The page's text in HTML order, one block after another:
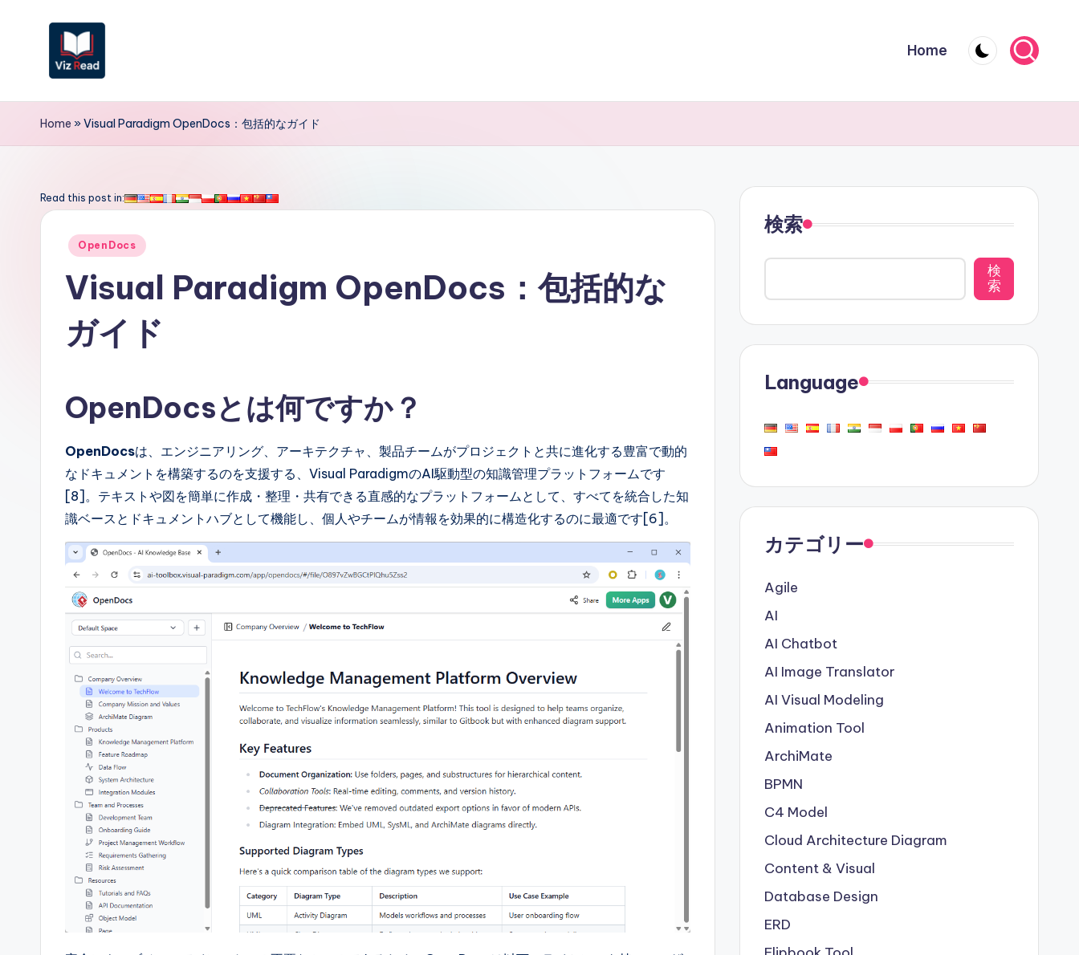
V
iz
e
D
Home
Home »Visual Paradigm OpenDocs：包括的なガイド
Read this post in:
Posted
OpenDocs
Visual Paradigm OpenDocs：包括的な
ガイド
OpenDocsとは何ですか？
OpenDocsは、エンジニアリング、アーキテクチャ、製品チームがプロジェクトと共に進化する豊富で動的
なドキュメントを構築するのを支援する、Visual ParadigmのAI駆動型の知識管理プラットフォームです
[8]。テキストや図を簡単に作成・整理・共有できる直感的なプラットフォームとして、すべてを統合した知
識ベースとドキュメントハブとして機能し、個人やチームが情報を効果的に構造化するのに最適です[6]。
検索
検
索
Language
カテゴリー
Agile
AI
AI Chatbot
AI Image Translator
AI Visual Modeling
Animation Tool
ArchiMate
BPMN
C4 Model
Cloud Architecture Diagram
Content & Visual
Database Design
ERD